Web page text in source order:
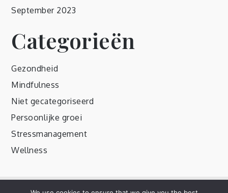
September 2023
Categorieën
Gezondheid
Mindfulness
Niet gecategoriseerd
Persoonlijke groei
Stressmanagement
Wellness